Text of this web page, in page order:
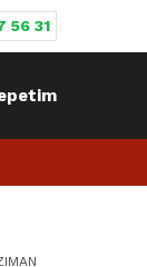
56 31